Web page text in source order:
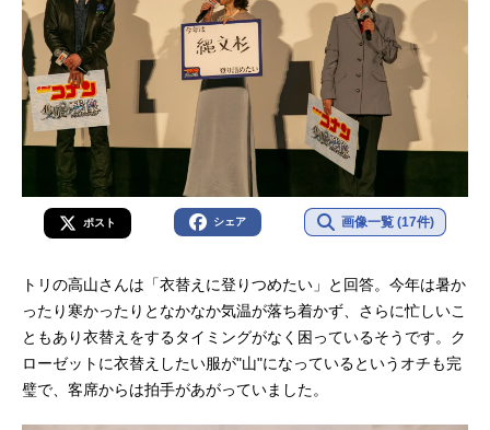
ポスト シェア 画像一覧 (17件)
トリの高山さんは「衣替えに登りつめたい」と回答。今年は暑か
ったり寒かったりとなかなか気温が落ち着かず、さらに忙しいこ
ともあり衣替えをするタイミングがなく困っているそうです。ク
ローゼットに衣替えしたい服が"山"になっているというオチも完
璧で、客席からは拍手があがっていました。